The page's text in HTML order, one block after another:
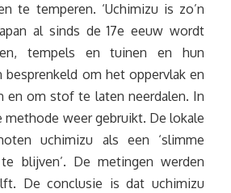
te temperen. ‘Uchimizu is zo’n
al sinds de 17e eeuw wordt
tempels en tuinen en hun
besprenkeld om het oppervlak en
en om stof te laten neerdalen. In
methode weer gebruikt. De lokale
uchimizu als een ‘slimme
blijven’. De metingen werden
De conclusie is dat uchimizu